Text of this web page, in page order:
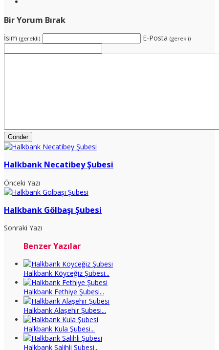
Bir Yorum Bırak
İsim (gerekli) E-Posta (gerekli)
Halkbank Necatibey Şubesi
Önceki Yazı
Halkbank Gölbaşı Şubesi
Sonraki Yazı
Benzer Yazılar
Halkbank Köyceğiz Şubesi...
Halkbank Fethiye Şubesi...
Halkbank Alaşehir Şubesi...
Halkbank Kula Şubesi...
Halkbank Salihli Şubesi...